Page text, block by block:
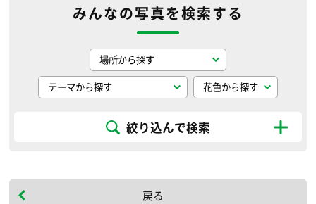
みんなの写真を検索する
絞り込んで検索
戻る